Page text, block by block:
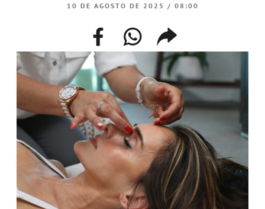
10 DE AGOSTO DE 2025 / 08:00
facebookwhatsappcompartir
enlace